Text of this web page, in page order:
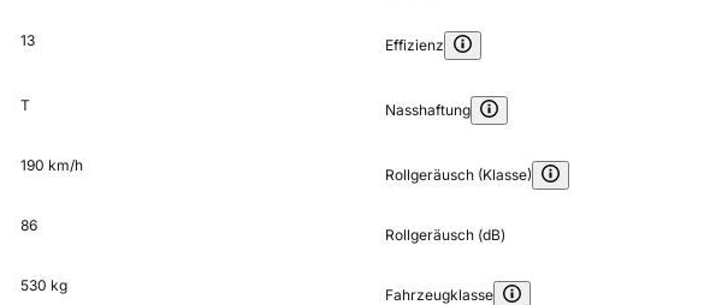
13
T
190 km/h
86
530 kg
Effizienz
Nasshaftung
Rollgeräusch (Klasse)
Rollgeräusch (dB)
Fahrzeugklasse